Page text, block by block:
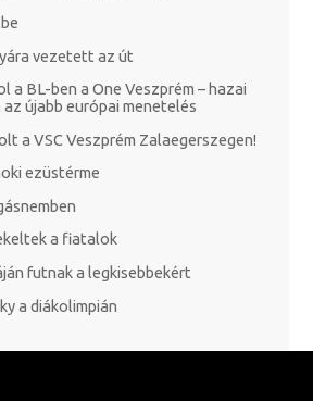
vezetett az út
a BL-ben a One Veszprém – hazai
újabb európai menetelés
a VSC Veszprém Zalaegerszegen!
ezüstérme
a fiatalok
futnak a legkisebbekért
a diákolimpián